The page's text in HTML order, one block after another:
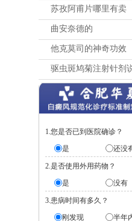
苏孜阿甫片哪里有卖
曲安奈德的
他克莫司的神奇功效
驱虫斑鸠菊注射针剂
1.您是否已到医院确诊？
是
还没
2.是否使用外用药物？
是
没有
3.患病时间有多久？
刚发现
半年